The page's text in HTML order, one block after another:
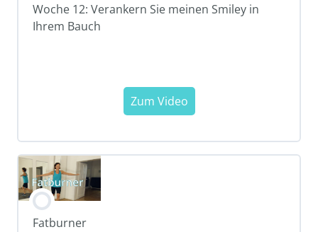
Woche 12: Verankern Sie meinen Smiley in
Ihrem Bauch
Fatburner